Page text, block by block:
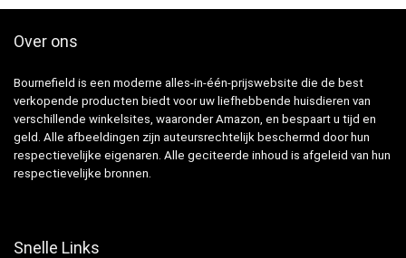
Over ons
Bournefield is een moderne alles-in-één-prijswebsite die de best
verkopende producten biedt voor uw liefhebbende huisdieren van
verschillende winkelsites, waaronder Amazon, en bespaart u tijd en
geld. Alle afbeeldingen zijn auteursrechtelijk beschermd door hun
respectievelijke eigenaren. Alle geciteerde inhoud is afgeleid van hun
respectievelijke bronnen.
Snelle Links